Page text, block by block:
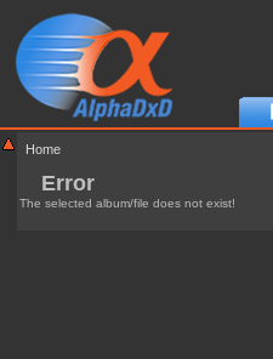
Home
Error
The selected album/file does not exist!